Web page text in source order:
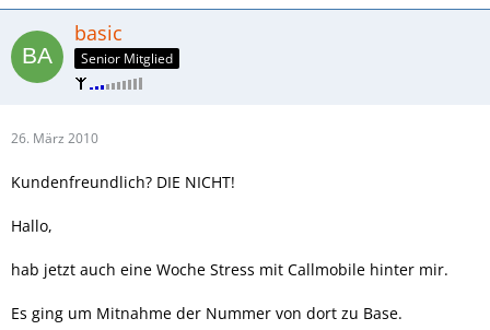
basic
Senior Mitglied
26. März 2010
Kundenfreundlich? DIE NICHT!
Hallo,
hab jetzt auch eine Woche Stress mit Callmobile hinter mir.
Es ging um Mitnahme der Nummer von dort zu Base.